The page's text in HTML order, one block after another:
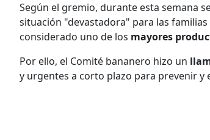
Según el gremio, durante esta semana
situación "devastadora" para las
considerado uno de los mayores
Por ello, el Comité bananero hizo un
y urgentes a corto plazo para prevenir y